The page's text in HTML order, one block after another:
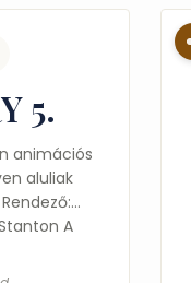
5.
animációs
aluliak
A